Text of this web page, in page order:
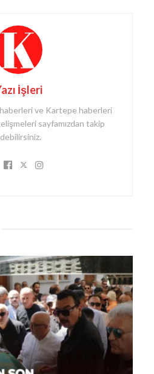
İşleri
ve Kartepe haberleri
sayfamızdan takip